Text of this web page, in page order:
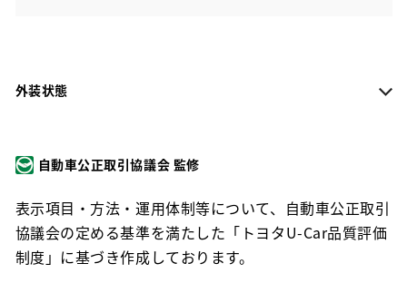
外装状態
自動車公正取引協議会 監修
表示項目・方法・運用体制等について、自動車公正取引
協議会の定める基準を満たした「トヨタU-Car品質評価
制度」に基づき作成しております。